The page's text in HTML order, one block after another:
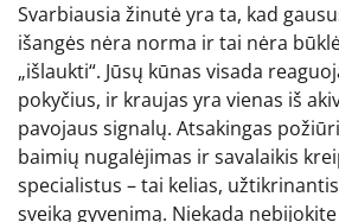
Svarbiausia žinutė yra ta, kad
išangės nėra norma ir tai nėra
„išlaukti“. Jūsų kūnas visada
pokyčius, ir kraujas yra vienas iš
pavojaus signalų. Atsakingas
baimių nugalėjimas ir savalaikis
specialistus – tai kelias,
sveiką gyvenimą. Niekada